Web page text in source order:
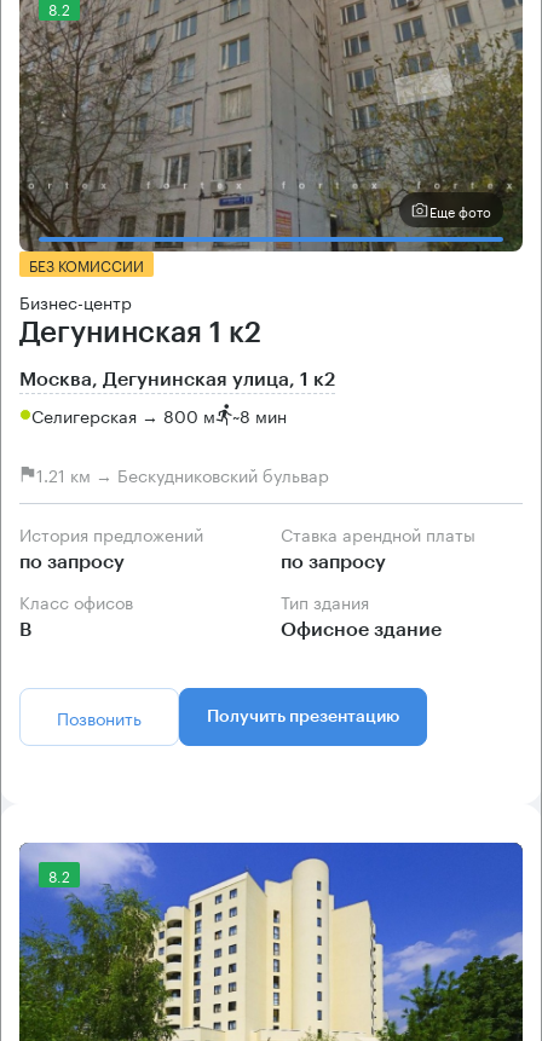
8.2
Еще фото
БЕЗ КОМИССИИ
Бизнес-центр
Дегунинская 1 к2
Москва, Дегунинская улица, 1 к2
Селигерская → 800 м ~8 мин
1.21 км → Бескудниковский бульвар
История предложений
по запросу
Ставка арендной платы
по запросу
Класс офисов
B
Тип здания
Офисное здание
Позвонить Получить презентацию
8.2